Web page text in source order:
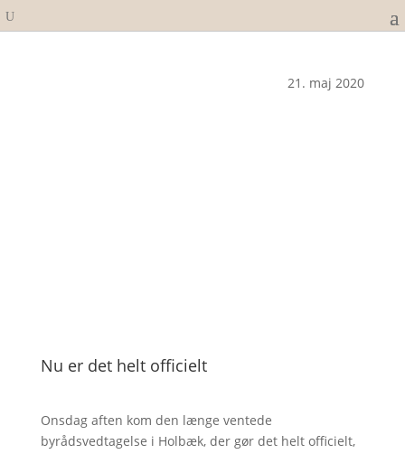
21. maj 2020
Nu er det helt officielt
Onsdag aften kom den længe ventede
byrådsvedtagelse i Holbæk, der gør det helt officielt,